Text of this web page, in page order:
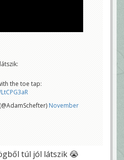
the toe tap:
November
túl jól látszik 😭